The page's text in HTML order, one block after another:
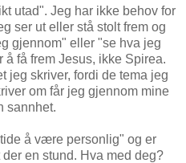
utad". Jeg har ikke behov for
ser ut eller stå stolt frem og
gjennom" eller "se hva jeg
å få frem Jesus, ikke Spirea.
jeg skriver, fordi de tema jeg
om får jeg gjennom mine
sannhet.
å være personlig" og er
en stund. Hva med deg?